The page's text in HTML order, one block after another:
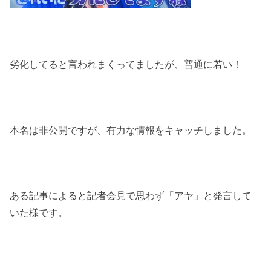
劣化してると言われまくってましたが、普通に若い！
本名は非公開ですが、有力な情報をキャッチしました。
ある記事によると記者会見で思わず「アヤ」と発言して
いた様です。